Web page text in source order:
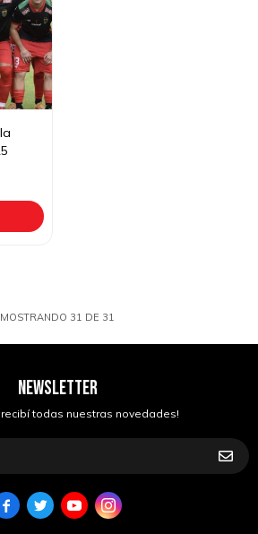
MOSTRANDO 31 DE 31
NEWSLETTER
recibí todas nuestras novedades!
   